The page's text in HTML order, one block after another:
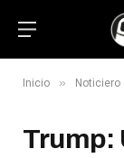
Inicio » Noticiero
Trump: